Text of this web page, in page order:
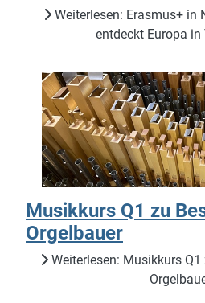
Weiterlesen: Erasmus+ in
entdeckt Europa in
Musikkurs Q1 zu
Orgelbauer
Weiterlesen: Musikkurs Q1